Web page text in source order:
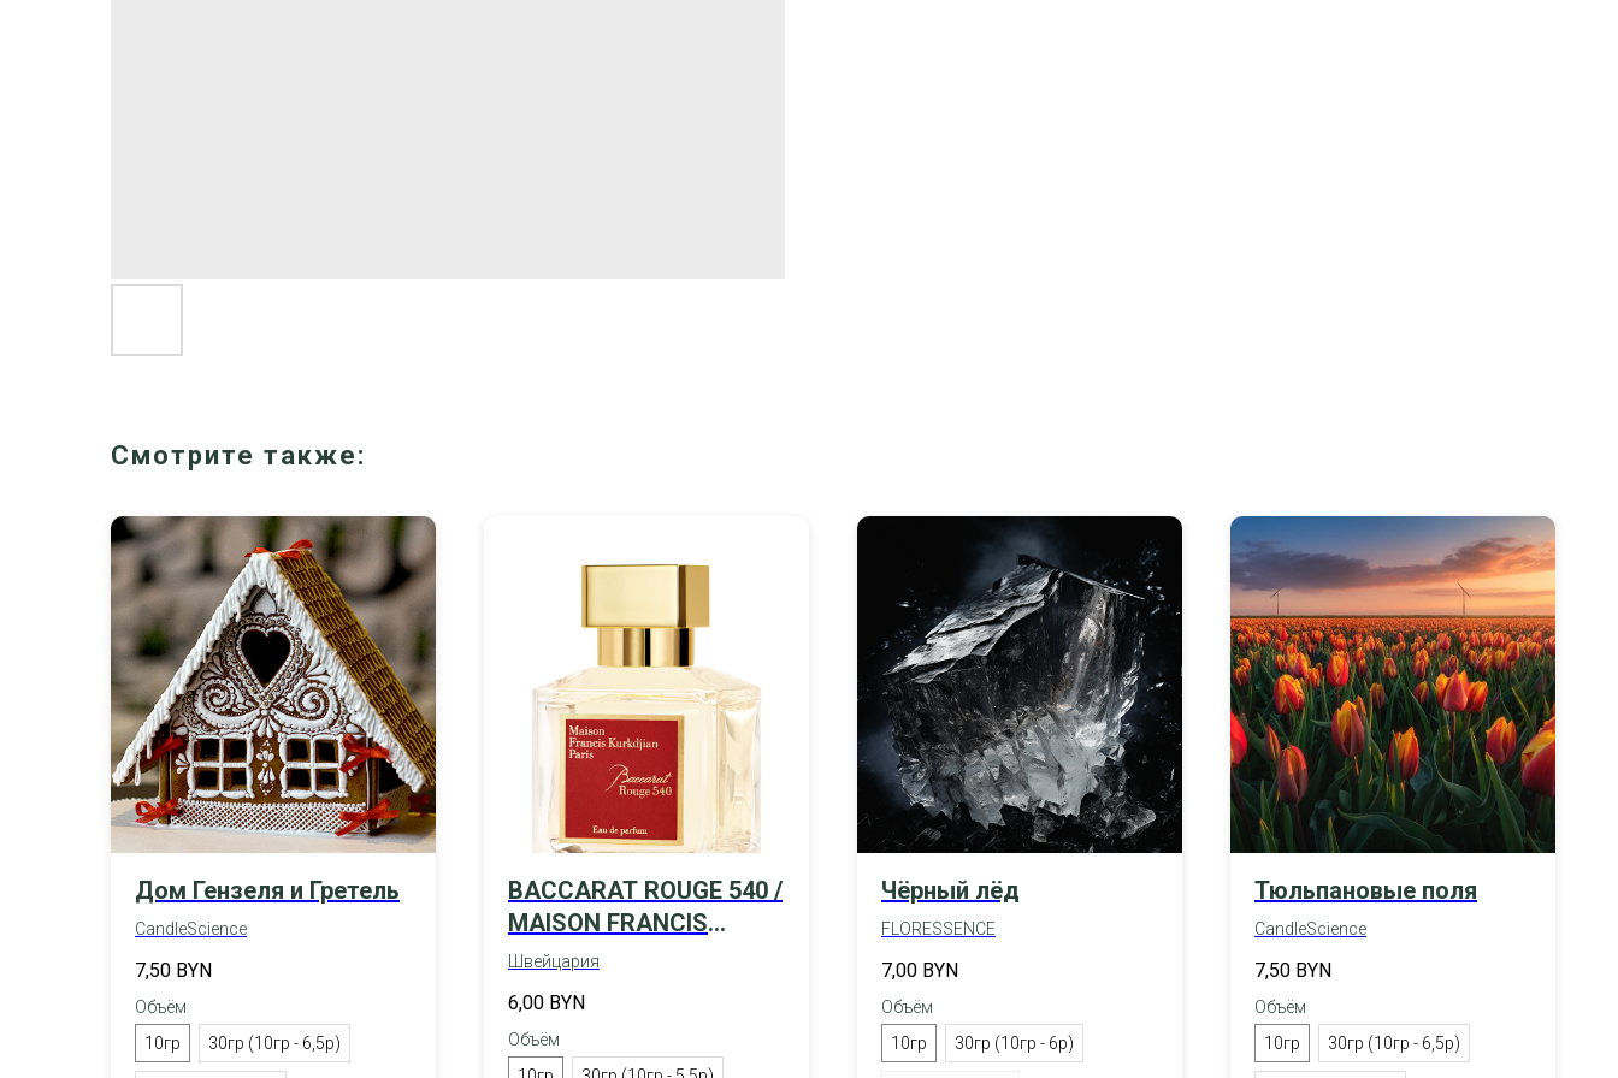
Смотрите также:
Дом Гензеля и Гретель
CandleScience
7,50 BYN
Объём
10гр
30гр (10гр - 6,5р)
BACCARAT ROUGE 540 /
MAISON FRANCIS
KURKDJIAN
Швейцария
6,00 BYN
Объём
Чёрный лёд
FLORESSENCE
7,00 BYN
Объём
10гр
30гр (10гр - 6р)
Тюльпановые поля
CandleScience
7,50 BYN
Объём
10гр
30гр (10гр - 6,5р)